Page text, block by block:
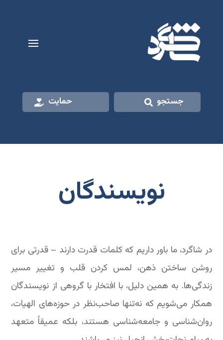
جستجو حمایت
نویسندگان
در شاگرد، ما باور داریم که کلمات قدرت دارند – قدرتی برای
روشن ساختن ذهن، لمس کردن قلب و تغییر مسیر
زندگی‌ها. به همین دلیل، با افتخار با گروهی از نویسندگان
همکار می‌شویم که نه‌تنها صاحب‌نظر در حوزه‌های الهیات،
روان‌شناسی و جامعه‌شناسی هستند، بلکه عمیقاً متعهد